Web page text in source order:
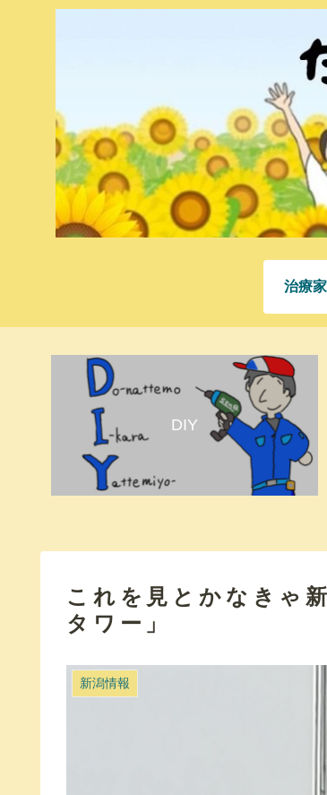
治療
DIY
これを見とかなきゃ
タワー」
新潟情報